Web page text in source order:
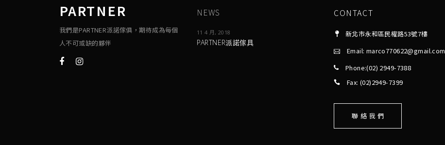
PARTNER
我們是PARTNER派諾傢俱，期待成為每個
人不可或缺的夥伴
NEWS
11 4 月, 2018
PARTNER派諾傢具
CONTACT
新北市永和區民權路53號7樓
Email: marco770622@gmail.com
Phone:(02) 2949-7388
Fax: (02)2949-7399
聯 絡 我 們